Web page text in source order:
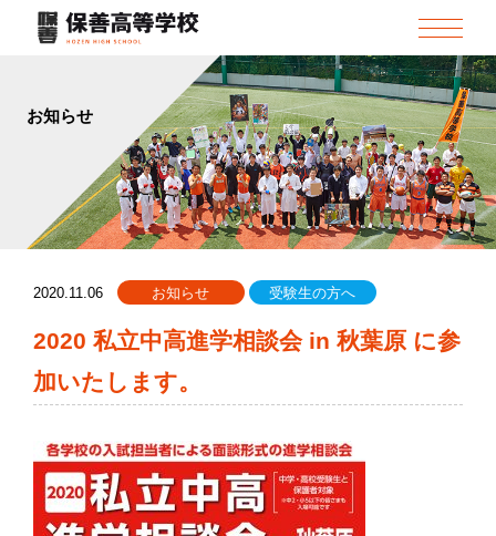
お知らせ
2020.11.06 お知らせ 受験生の方へ
2020 私立中高進学相談会 in 秋葉原 に参
加いたします。